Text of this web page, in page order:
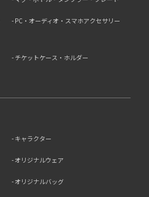
PC・オーディオ・スマホアクセサリー
チケットケース・ホルダー
キャラクター
オリジナルウェア
オリジナルバッグ